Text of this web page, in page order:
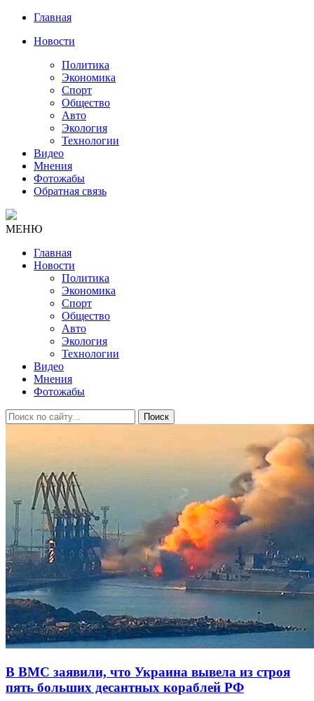
Главная
Новости
Политика
Экономика
Спорт
Общество
Авто
Экология
Технологии
Видео
Мнения
Фотожабы
Обратная связь
МЕНЮ
Главная
Новости
Политика
Экономика
Спорт
Общество
Авто
Экология
Технологии
Видео
Мнения
Фотожабы
Поиск
В ВМС заявили, что Украина вывела из строя
пять больших десантных кораблей РФ